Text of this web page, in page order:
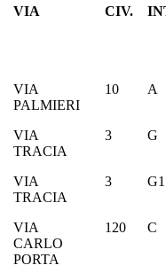
VIA CIV.
VIA
PALMIERI
10 A
VIA
TRACIA
3 G
VIA
TRACIA
3 G1
VIA
CARLO
PORTA
120 C